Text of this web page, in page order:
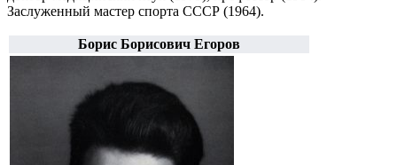
Заслуженный мастер спорта СССР (1964).
Борис Борисович Егоров